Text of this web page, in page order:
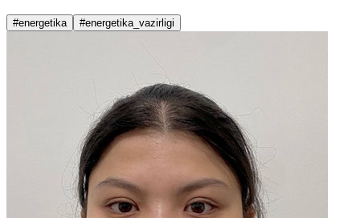
#energetika #energetika_vazirligi